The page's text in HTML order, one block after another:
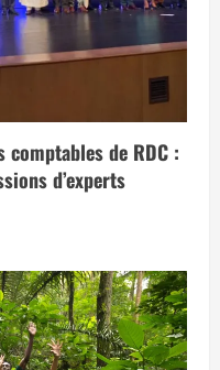
comptables de RDC :
d’experts